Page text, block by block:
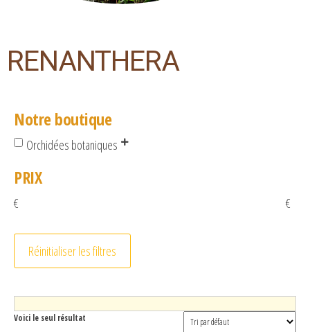
RENANTHERA
Notre boutique
Orchidées botaniques
PRIX
€ €
Réinitialiser les filtres
Voici le seul résultat